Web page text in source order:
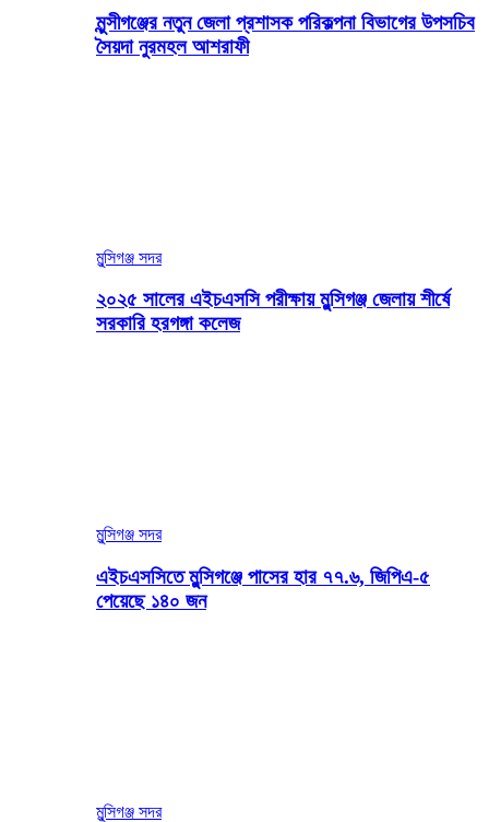
মুন্সীগঞ্জের নতুন জেলা প্রশাসক পরিকল্পনা বিভাগের উপসচিব
সৈয়দা নুরমহল আশরাফী
মুন্সিগঞ্জ সদর
২০২৫ সালের এইচএসসি পরীক্ষায় মুন্সিগঞ্জ জেলায় শীর্ষে
সরকারি হরগঙ্গা কলেজ
মুন্সিগঞ্জ সদর
এইচএসসিতে মুন্সিগঞ্জে পাসের হার ৭৭.৬, জিপিএ-৫
পেয়েছে ১৪০ জন
মুন্সিগঞ্জ সদর